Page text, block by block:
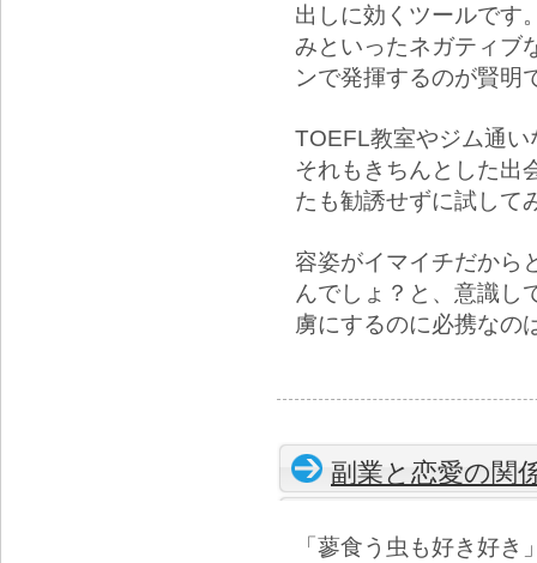
出しに効くツールです
みといったネガティブ
ンで発揮するのが賢明
TOEFL教室やジム通
それもきちんとした出
たも勧誘せずに試して
容姿がイマイチだから
んでしょ？と、意識し
虜にするのに必携なの
副業と恋愛の関
「蓼食う虫も好き好